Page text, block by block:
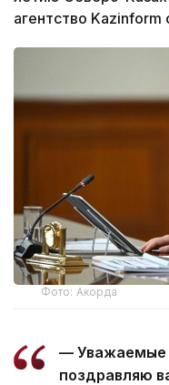
агентство
Фото: Акорда
— Уважаемые
поздравляю